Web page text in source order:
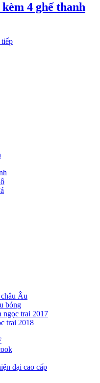
4 ghế thanh
Âu
bóng
ngọc trai 2017
trai 2018
đại cao cấp